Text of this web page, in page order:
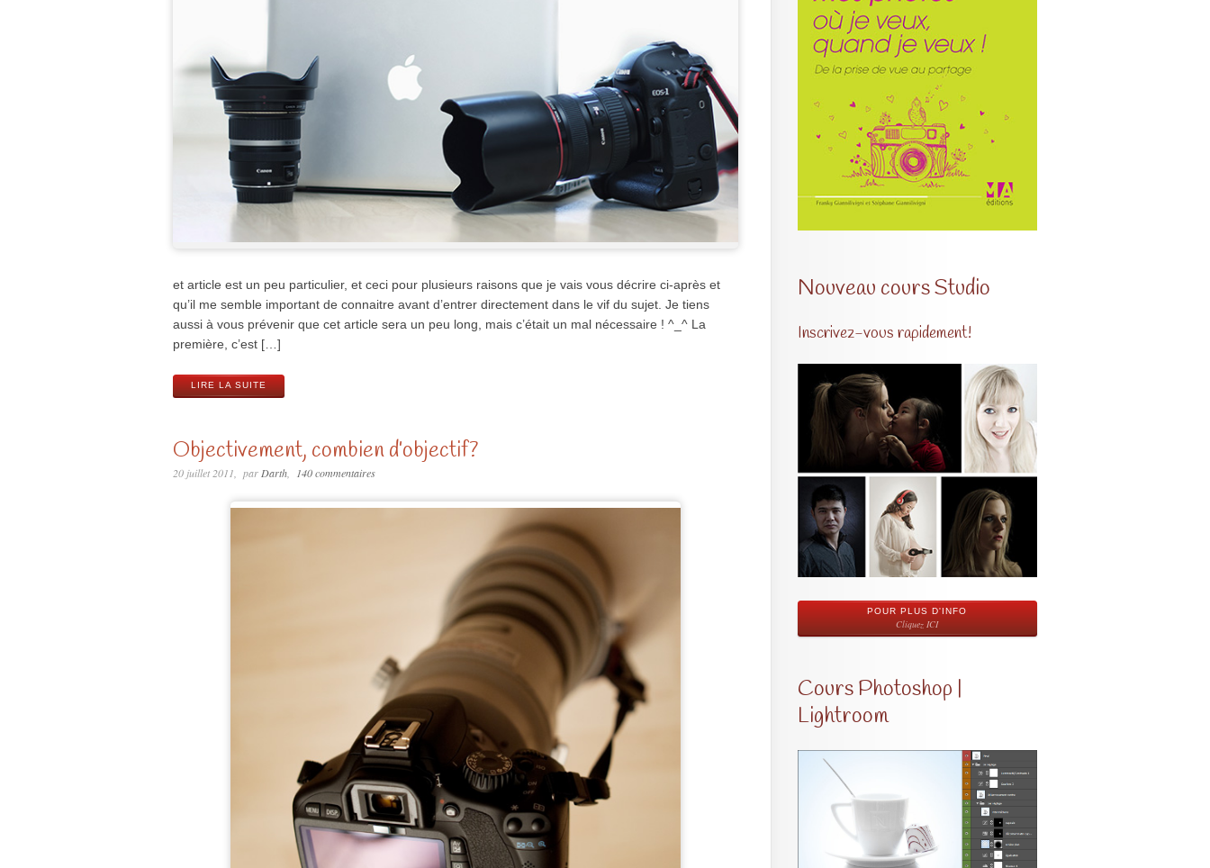
et article est un peu particulier, et ceci pour plusieurs raisons que je vais vous décrire ci-après et
qu’il me semble important de connaitre avant d’entrer directement dans le vif du sujet. Je tiens
aussi à vous prévenir que cet article sera un peu long, mais c’était un mal nécessaire ! ^_^ La
première, c’est […]
LIRE LA SUITE
Objectivement, combien d’objectif?
20 juillet 2011 par Darth 140 commentaires
Nouveau cours Studio
Inscrivez-vous rapidement!
POUR PLUS D'INFO
Cliquez ICI
Cours Photoshop |
Lightroom